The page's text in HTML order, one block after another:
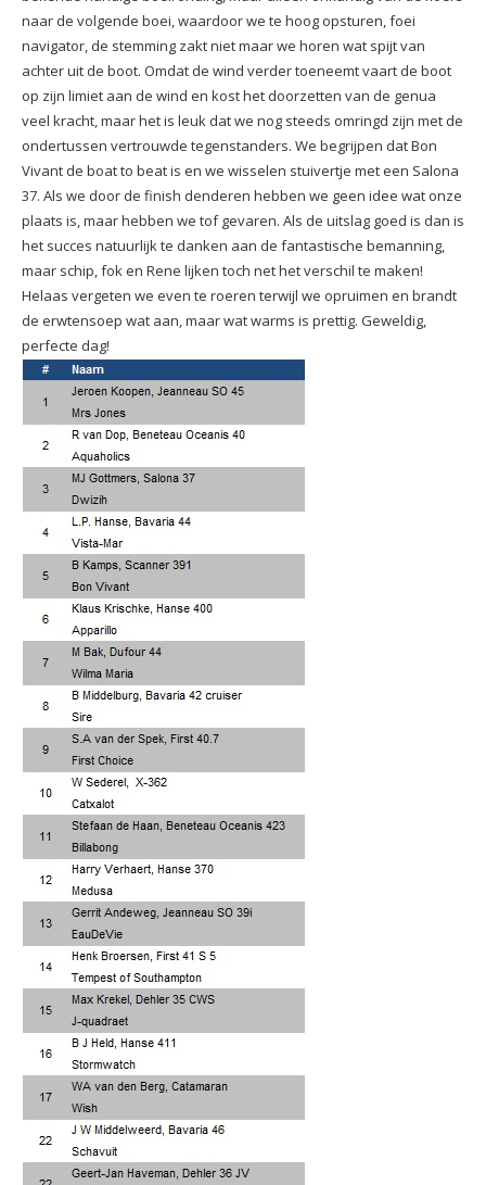
naar de volgende boei, waardoor we te hoog opsturen, foei
navigator, de stemming zakt niet maar we horen wat spijt van
achter uit de boot. Omdat de wind verder toeneemt vaart de boot
op zijn limiet aan de wind en kost het doorzetten van de genua
veel kracht, maar het is leuk dat we nog steeds omringd zijn met de
ondertussen vertrouwde tegenstanders. We begrijpen dat Bon
Vivant de boat to beat is en we wisselen stuivertje met een Salona
37. Als we door de finish denderen hebben we geen idee wat onze
plaats is, maar hebben we tof gevaren. Als de uitslag goed is dan is
het succes natuurlijk te danken aan de fantastische bemanning,
maar schip, fok en Rene lijken toch net het verschil te maken!
Helaas vergeten we even te roeren terwijl we opruimen en brandt
de erwtensoep wat aan, maar wat warms is prettig. Geweldig,
perfecte dag!